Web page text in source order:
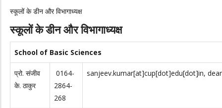
स्कूलों के डीन और विभागाध्यक्ष
स्कूलों के डीन और विभागाध्यक्ष
School of Basic Sciences
प्रो. संजीव
के. ठाकुर
0164-
2864-
268
sanjeev.kumar[at]cup[dot]edu[dot]in,